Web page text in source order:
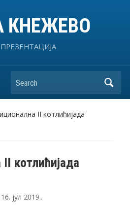
КНЕЖЕВО
Search
II котлићијада
котлићијада
16. јул 2019..